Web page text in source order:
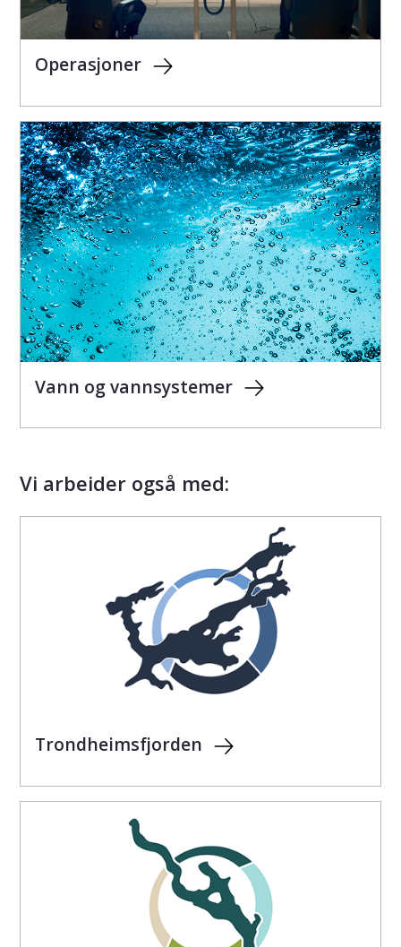
Operasjoner
Vann og vannsystemer
Vi arbeider også med:
Trondheimsfjorden